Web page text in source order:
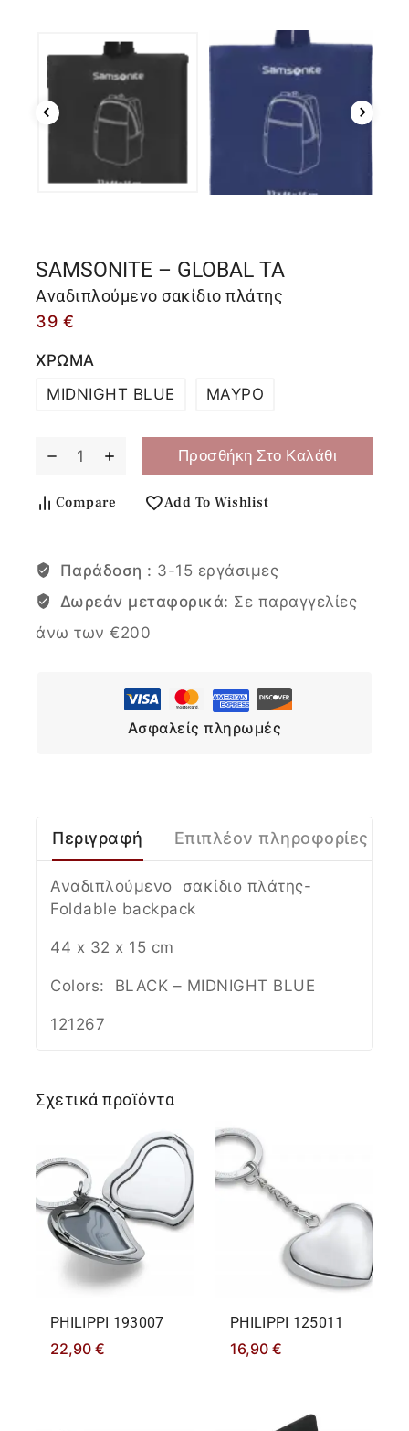
SAMSONITE – GLOBAL TA
Αναδιπλούμενο σακίδιο πλάτης
39 €
ΧΡΩΜΑ
MIDNIGHT BLUE
ΜΑΥΡΟ
Προσθήκη Στο Καλάθι
Compare Add To Wishlist
Παράδοση : 3-15 εργάσιμες
Δωρεάν μεταφορικά: Σε παραγγελίες
άνω των €200
Ασφαλείς πληρωμές
Περιγραφή Επιπλέον πληροφορίες
Αναδιπλούμενο σακίδιο πλάτης-
Foldable backpack
44 x 32 x 15 cm
Colors: BLACK – MIDNIGHT BLUE
121267
Σχετικά προϊόντα
PHILIPPΙ 193007
22,90 €
PHILIPPΙ 125011
16,90 €